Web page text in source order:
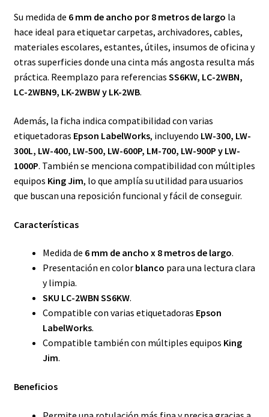
Su medida de 6 mm de ancho por 8 metros de largo la
hace ideal para etiquetar carpetas, archivadores, cables,
materiales escolares, estantes, útiles, insumos de oficina y
otras superficies donde una cinta más angosta resulta más
práctica. Reemplazo para referencias SS6KW, LC-2WBN,
LC-2WBN9, LK-2WBW y LK-2WB.
Además, la ficha indica compatibilidad con varias
etiquetadoras Epson LabelWorks, incluyendo LW-300, LW-
300L, LW-400, LW-500, LW-600P, LM-700, LW-900P y LW-
1000P. También se menciona compatibilidad con múltiples
equipos King Jim, lo que amplía su utilidad para usuarios
que buscan una reposición funcional y fácil de conseguir.
Características
Medida de 6 mm de ancho x 8 metros de largo.
Presentación en color blanco para una lectura clara
y limpia.
SKU LC-2WBN SS6KW.
Compatible con varias etiquetadoras Epson
LabelWorks.
Compatible también con múltiples equipos King
Jim.
Beneficios